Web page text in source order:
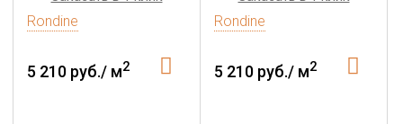
Rondine
5 210 руб./ м2
Rondine
5 210 руб./ м2